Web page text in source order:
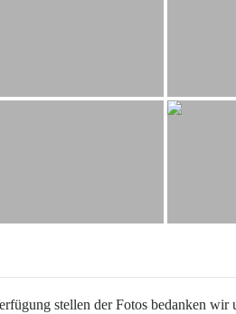
stellen der Fotos bedanken wir